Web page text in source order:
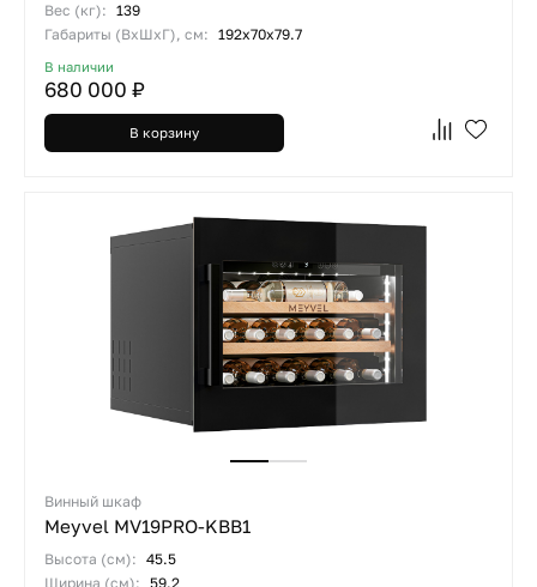
Вес (кг): 139
Габариты (ВхШхГ), см: 192х70х79.7
В наличии
680 000 ₽
В корзину
Винный шкаф
Meyvel MV19PRO-KBB1
Высота (см): 45.5
Ширина (см): 59.2